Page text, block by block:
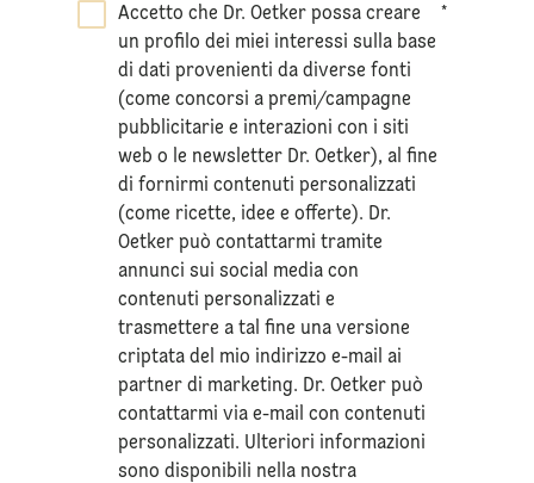
Accetto che Dr. Oetker possa creare
un profilo dei miei interessi sulla base
di dati provenienti da diverse fonti
(come concorsi a premi/campagne
pubblicitarie e interazioni con i siti
web o le newsletter Dr. Oetker), al fine
di fornirmi contenuti personalizzati
(come ricette, idee e offerte). Dr.
Oetker può contattarmi tramite
annunci sui social media con
contenuti personalizzati e
trasmettere a tal fine una versione
criptata del mio indirizzo e-mail ai
partner di marketing. Dr. Oetker può
contattarmi via e-mail con contenuti
personalizzati. Ulteriori informazioni
sono disponibili nella nostra
*